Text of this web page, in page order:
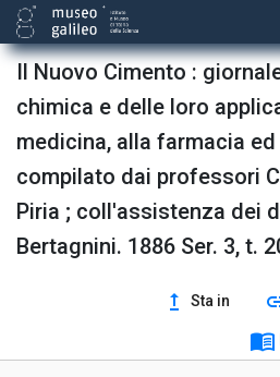
Il Nuovo Cimento :
chimica e delle loro
medicina, alla farmacia
compilato dai professori
Piria ; coll'assistenza dei
Bertagnini. 1886 Ser. 3, t.
upgrade Sta in
menu_book
Alcuni singolari fenomeni
Se per il condersarsi del vapor
elettricità / nota del dott. Franco
Pendolo per dimostrazione di
Sul potere conduttore
di umidità, a temperature
Cardani.
Sull'interpretazione meccanica
memoria del prof. Eugenio
Il doppio volumetro per la
Sul potere conduttore